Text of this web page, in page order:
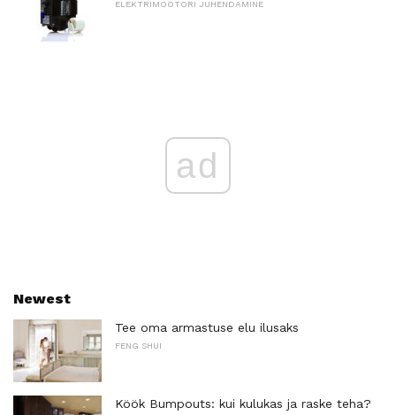
ELEKTRIMOOTORI JUHENDAMINE
ad
Newest
Tee oma armastuse elu ilusaks
FENG SHUI
Köök Bumpouts: kui kulukas ja raske teha?